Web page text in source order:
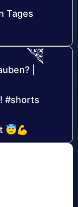
Tages
|
#shorts
😇💪